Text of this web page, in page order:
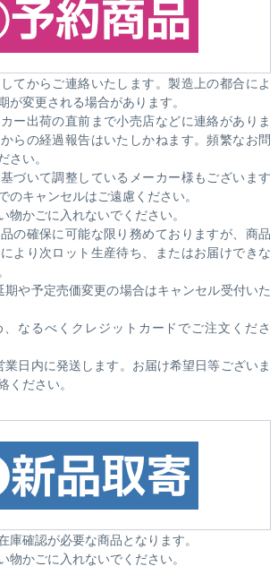
てからご連絡いたします。製造上の都合によ
が変更される場合があります。
ー出荷の直前まで小売店などに連絡がありま
らの経過報告はいたしかねます。頻繁なお問
さい。
づいて調整しているメーカー様もございます
のキャンセルはご遠慮ください。
物かごに入れないでください。
の確保に可能な限り務めておりますが、商品
より次ロット生産待ち、またはお届けできな
や予定売価変更の場合はキャンセル受付いた
なるべくクレジットカードでご注文くださ
日内に発送します。お届け希望日等ございま
ください。
庫確認が必要な商品となります。
物かごに入れないでください。